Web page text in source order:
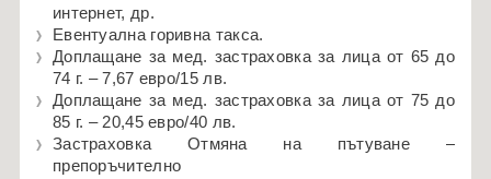
интернет, др.
Евентуална горивна такса.
Доплащане за мед. застраховка за лица от 65 до
74 г. –7,67 евро/15 лв.
Доплащане за мед. застраховка за лица от 75 до
85 г. – 20,45 евро/40 лв.
Застраховка Отмяна на пътуване –
препоръчително